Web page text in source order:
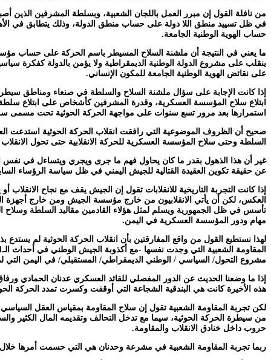
من نافلة القول إن مبرر العمل باللجان الشعبية، وبسلطة المشرفين الذين
في ظل تسييد منطق اللا دولة على حساب منطق الدولة، وذلك يتطابق في
حساب الهوية الوطنية الجامعة.
ما يعني في النتيجة أن ملشنة السلاح المسيطر باسم الحركة على حساب
ينقلب على مشروع الدولة الوطنية الديمقراطية ولا يؤمن بالدولة كفكرة
على نقائض الهوية الوطنية الجامعة للمكون الإنساني.
إذا كانت الإجابة على سؤال ملشنة السلاح والسلطة في صنعاء ومناطق
ابتلاع سلاح المؤسسة العسكرية، وقدرة المشرفين كأشخاص على ابتلاع
استمرارها بعد مرور تسع سنوات على مواجهة الحركة الحوثية تحت مسمى
صحيح أن الظروف الموضوعية التي رافقت انقلاب الحركة الحوثية استدعت
السلطة وحتى سلاح المؤسسة العسكرية للحركة الانقلابية حتى تحول
غير أن هذا الذهول بقدر ما كان يحاول فهم ما جرى ويجري ويتساءل في نفس
عن حقيقة تكوين العقيدة القتالية للجيش اليمني في ظل سياسة الرؤساء
إذا كانت التجربة التاريخية للانقلابات تقول إن الجيش يقف مع نجاح
العكس، لكن أن يأتي الانقلابيون من خارج مؤسسة الجيش ومن خارج أجهزة
تأسس في ظل الجمهورية ويسلم لمثل هؤلاء القادمين مقاليد السلطة وسلاح
مهام ودور المؤسسة العسكرية في اليمن.
لهذا نستطيع القول من واقع المفارقتين بأن انقلاب الحركة الحوثية لم
مشروع التحول/ السياسي / الوطني الديمقراطي/ المستقبلي/ في اليمن التي
هذه الأخيرة كانت هي البندقية الشجاعة التي أوقفت وكسرت تمدد الحركة
لكن تجربة المقاومة الشعبية تقول إن سلاح المقاومة بمقياس العقل
من سيطرة الحركة الحوثية، سيما مع تدخل التحالف وتقديمه المال الكثير
حروب داخل خنادق الانقلاب والمقاومة.
ربما تجربة المقاومة الشعبية في مشرعة وحدنان هي التي حسمت أمرها